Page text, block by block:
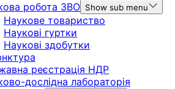
робота ЗВО Show sub menu
Наукове товариство
Наукові гуртки
Наукові здобутки
реєстрація НДР
дослідна лабораторія